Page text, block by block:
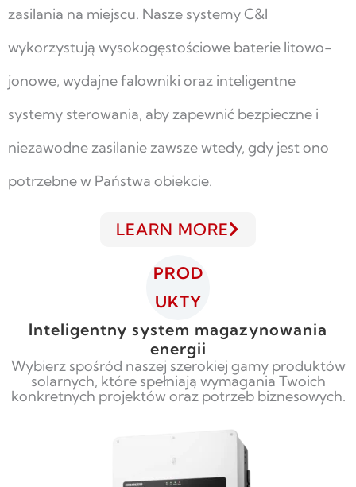
zasilania na miejscu. Nasze systemy C&I
wykorzystują wysokogęstościowe baterie litowo-
jonowe, wydajne falowniki oraz inteligentne
systemy sterowania, aby zapewnić bezpieczne i
niezawodne zasilanie zawsze wtedy, gdy jest ono
potrzebne w Państwa obiekcie.
LEARN MORE
PROD
UKTY
Inteligentny system magazynowania
energii
Wybierz spośród naszej szerokiej gamy produktów
solarnych, które spełniają wymagania Twoich
konkretnych projektów oraz potrzeb biznesowych.